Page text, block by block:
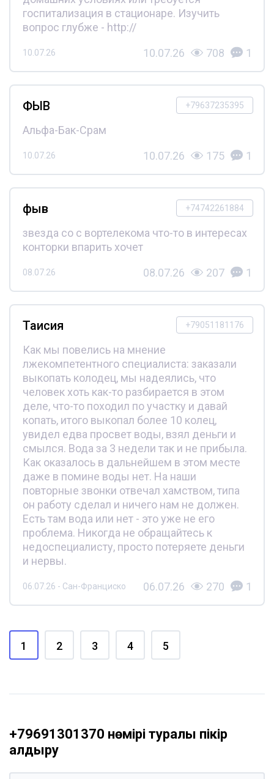
госпитализация в стационаре. Изучить
вопрос глубже - http://
10.07.26 10.07.26 708 1
+79637235395
ФЫВ
Альфа-Бак-Срам
10.07.26 10.07.26 175 1
+74742261884
фыв
звезда со с вортелекома что-то в интересах
конторки впарить хочет
08.07.26 08.07.26 207 1
+79051181176
Таисия
Как мы повелись на мнение
лжекомпетентного специалиста: заказали
выкопать колодец, мы надеялись, что
человек хоть как-то разбирается в этом
деле, что-то походил по участку и давай
копать, итого выкопал более 10 колец,
увидел едва просвет воды, взял деньги и
смылся. Вода за 3 недели так и не прибыла.
Как оказалось в дальнейшем в этом месте
даже в помине воды нет. На наши
повторные звонки отвечал хамством, типа
он работу сделал и ничего нам не должен.
Есть там вода или нет - это уже не его
проблема. Никогда не обращайтесь к
недоспециалисту, просто потеряете деньги
и нервы.
06.07.26 - Сан-Франциско 06.07.26 270 1
1 2 3 4 5
+79691301370 нөмірі туралы пікір
қалдыру